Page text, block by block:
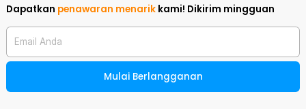
Dapatkan penawaran menarik kami! Dikirim mingguan
Email Anda
Mulai Berlangganan